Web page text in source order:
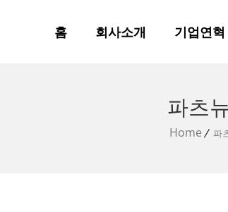
홈 회사소개 기업연혁
파츠
Home 파